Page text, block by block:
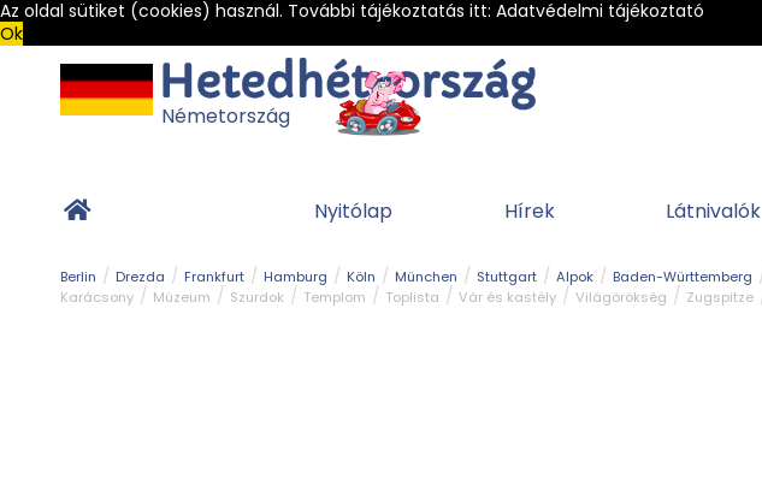
Az oldal sütiket (cookies) használ. További tájékoztatás itt: Adatvédelmi tájékoztató
Ok
Németország
Nyitólap Hírek Látnivalók
Berlin Drezda Frankfurt Hamburg Köln München Stuttgart Alpok Baden-Württemberg
Karácsony
Múzeum Szurdok Templom Toplista Vár és kastély Világörökség Zugspitze